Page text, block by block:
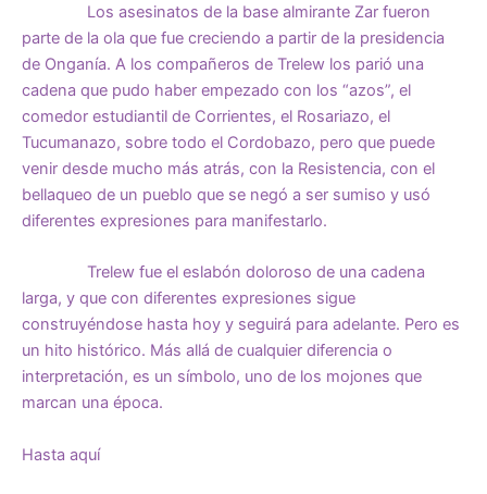
Los asesinatos de la base almirante Zar fueron
parte de la ola que fue creciendo a partir de la presidencia
de Onganía. A los compañeros de Trelew los parió una
cadena que pudo haber empezado con los “azos”, el
comedor estudiantil de Corrientes, el Rosariazo, el
Tucumanazo, sobre todo el Cordobazo, pero que puede
venir desde mucho más atrás, con la Resistencia, con el
bellaqueo de un pueblo que se negó a ser sumiso y usó
diferentes expresiones para manifestarlo.
Trelew fue el eslabón doloroso de una cadena
larga, y que con diferentes expresiones sigue
construyéndose hasta hoy y seguirá para adelante. Pero es
un hito histórico. Más allá de cualquier diferencia o
interpretación, es un símbolo, uno de los mojones que
marcan una época.
Hasta aquí